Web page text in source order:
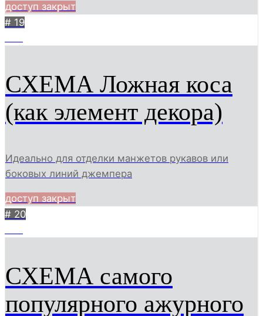
доступ закрыт
# 19
СХЕМА Ложная коса
(как элемент декора)
Идеально для отделки манжетов рукавов или
боковых линий джемпера
доступ закрыт
# 20
СХЕМА самого
популярного ажурного